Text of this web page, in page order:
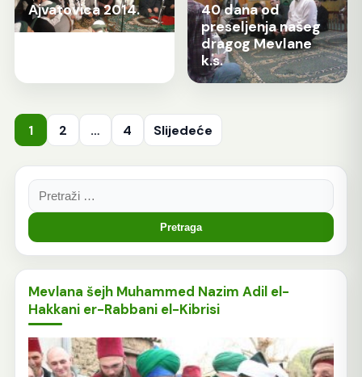
Ajvatovica 2014.
40 dana od
preseljenja našeg
dragog Mevlane
k.s.
Posts
1 2 … 4 Slijedeće
Pretraga:
Mevlana šejh Muhammed Nazim Adil el-
Hakkani er-Rabbani el-Kibrisi